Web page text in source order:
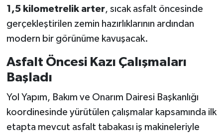
1,5 kilometrelik arter, sıcak asfalt öncesinde
gerçekleştirilen zemin hazırlıklarının ardından
modern bir görünüme kavuşacak.
Asfalt Öncesi Kazı Çalışmaları
Başladı
Yol Yapım, Bakım ve Onarım Dairesi Başkanlığı
koordinesinde yürütülen çalışmalar kapsamında ilk
etapta mevcut asfalt tabakası iş makineleriyle
BİLİMNET
Yemek
SEÇİM 2014